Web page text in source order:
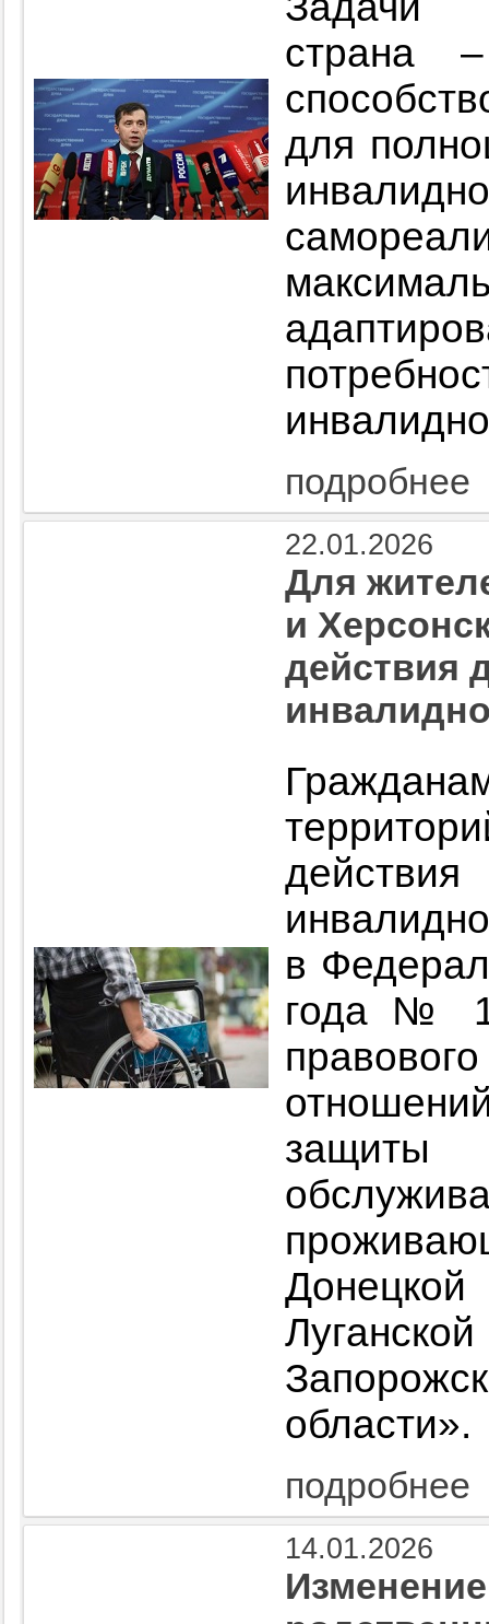
страна
для
подробнее
22.01.2026
Для
и
действия
в
года №
области».
подробнее
14.01.2026